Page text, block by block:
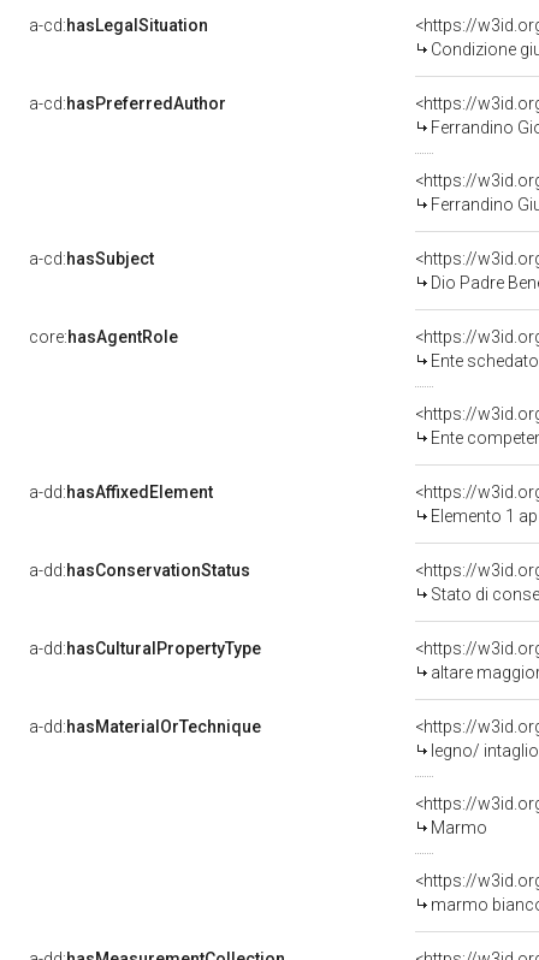
a-cd:hasLegalSituation
Condizione
a-cd:hasPreferredAuthor
<https://
Ferrandino
<https://
Ferrandino
a-cd:hasSubject
<https://
Dio Padre
core:hasAgentRole
<https://
Ente schedatore
<https://
Ente competente per
a-dd:hasAffixedElement
<https://
Elemento 1
a-dd:hasConservationStatus
<https://
Stato di
a-dd:hasCulturalPropertyType
<https://
altare
a-dd:hasMaterialOrTechnique
<https://
legno/
<https://
Marmo
<https://
marmo